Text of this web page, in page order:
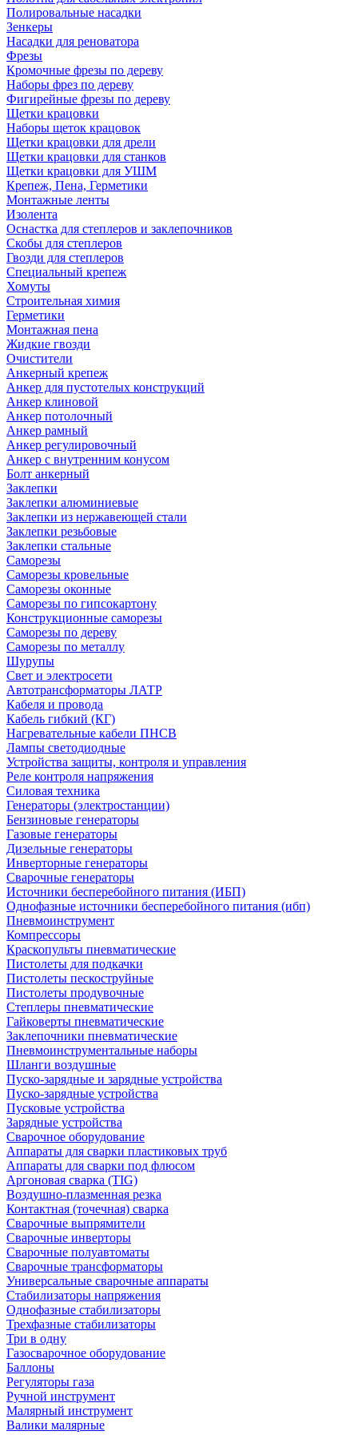
Полировальные насадки
Зенкеры
Насадки для реноватора
Фрезы
Кромочные фрезы по дереву
Наборы фрез по дереву
Фигирейные фрезы по дереву
Щетки крацовки
Наборы щеток крацовок
Щетки крацовки для дрели
Щетки крацовки для станков
Щетки крацовки для УШМ
Крепеж, Пена, Герметики
Монтажные ленты
Изолента
Оснастка для степлеров и заклепочников
Скобы для степлеров
Гвозди для степлеров
Специальный крепеж
Хомуты
Строительная химия
Герметики
Монтажная пена
Жидкие гвозди
Очистители
Анкерный крепеж
Анкер для пустотелых конструкций
Анкер клиновой
Анкер потолочный
Анкер рамный
Анкер регулировочный
Анкер с внутренним конусом
Болт анкерный
Заклепки
Заклепки алюминиевые
Заклепки из нержавеющей стали
Заклепки резьбовые
Заклепки стальные
Саморезы
Саморезы кровельные
Саморезы оконные
Саморезы по гипсокартону
Конструкционные саморезы
Саморезы по дереву
Саморезы по металлу
Шурупы
Свет и электросети
Автотрансформаторы ЛАТР
Кабеля и провода
Кабель гибкий (КГ)
Нагревательные кабели ПНСВ
Лампы светодиодные
Устройства защиты, контроля и управления
Реле контроля напряжения
Силовая техника
Генераторы (электростанции)
Бензиновые генераторы
Газовые генераторы
Дизельные генераторы
Инверторные генераторы
Сварочные генераторы
Источники бесперебойного питания (ИБП)
Однофазные источники бесперебойного питания (ибп)
Пневмоинструмент
Компрессоры
Краскопульты пневматические
Пистолеты для подкачки
Пистолеты пескоструйные
Пистолеты продувочные
Степлеры пневматические
Гайковерты пневматические
Заклепочники пневматические
Пневмоинструментальные наборы
Шланги воздушные
Пуско-зарядные и зарядные устройства
Пуско-зарядные устройства
Пусковые устройства
Зарядные устройства
Сварочное оборудование
Аппараты для сварки пластиковых труб
Аппараты для сварки под флюсом
Аргоновая сварка (TIG)
Воздушно-плазменная резка
Контактная (точечная) сварка
Сварочные выпрямители
Сварочные инверторы
Сварочные полуавтоматы
Сварочные трансформаторы
Универсальные сварочные аппараты
Стабилизаторы напряжения
Однофазные стабилизаторы
Трехфазные стабилизаторы
Три в одну
Газосварочное оборудование
Баллоны
Регуляторы газа
Ручной инструмент
Малярный инструмент
Валики малярные